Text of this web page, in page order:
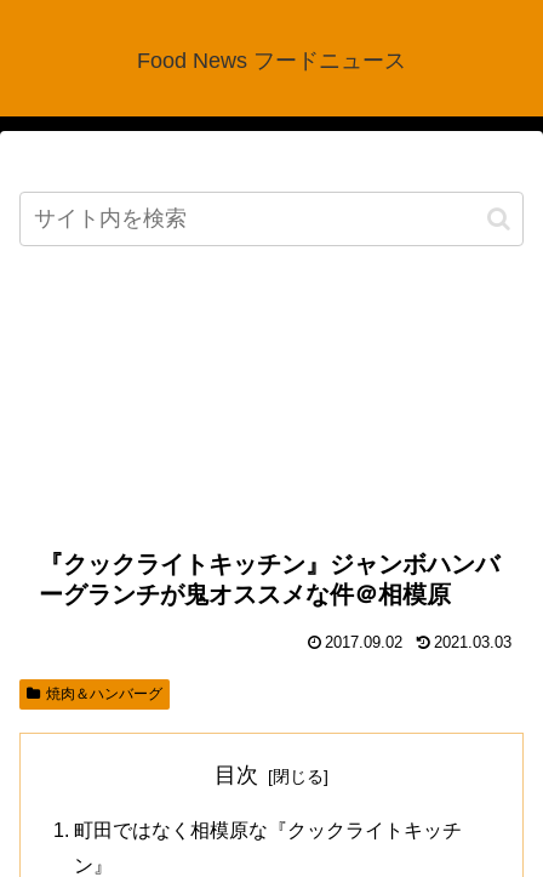
Food News フードニュース
『クックライトキッチン』ジャンボハンバ
ーグランチが鬼オススメな件＠相模原
2017.09.02 2021.03.03
焼肉＆ハンバーグ
目次
町田ではなく相模原な『クックライトキッチ
ン』